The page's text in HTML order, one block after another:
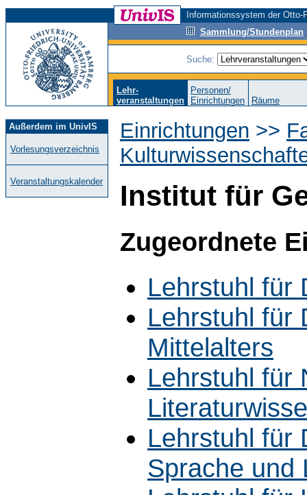
Informationssystem der
Sammlung/Stundenplan
Suche:
Lehr-
veranstaltungen
Personen/
Einrichtungen
Räume
Außerdem im UnivIS
Vorlesungsverzeichnis
Veranstaltungskalender
Einrichtungen >>
Institut für
Zugeordnete
Lehrstuhl für
Lehrstuhl für
Mittelalters
Lehrstuhl für
Lehrstuhl für
Sprache und